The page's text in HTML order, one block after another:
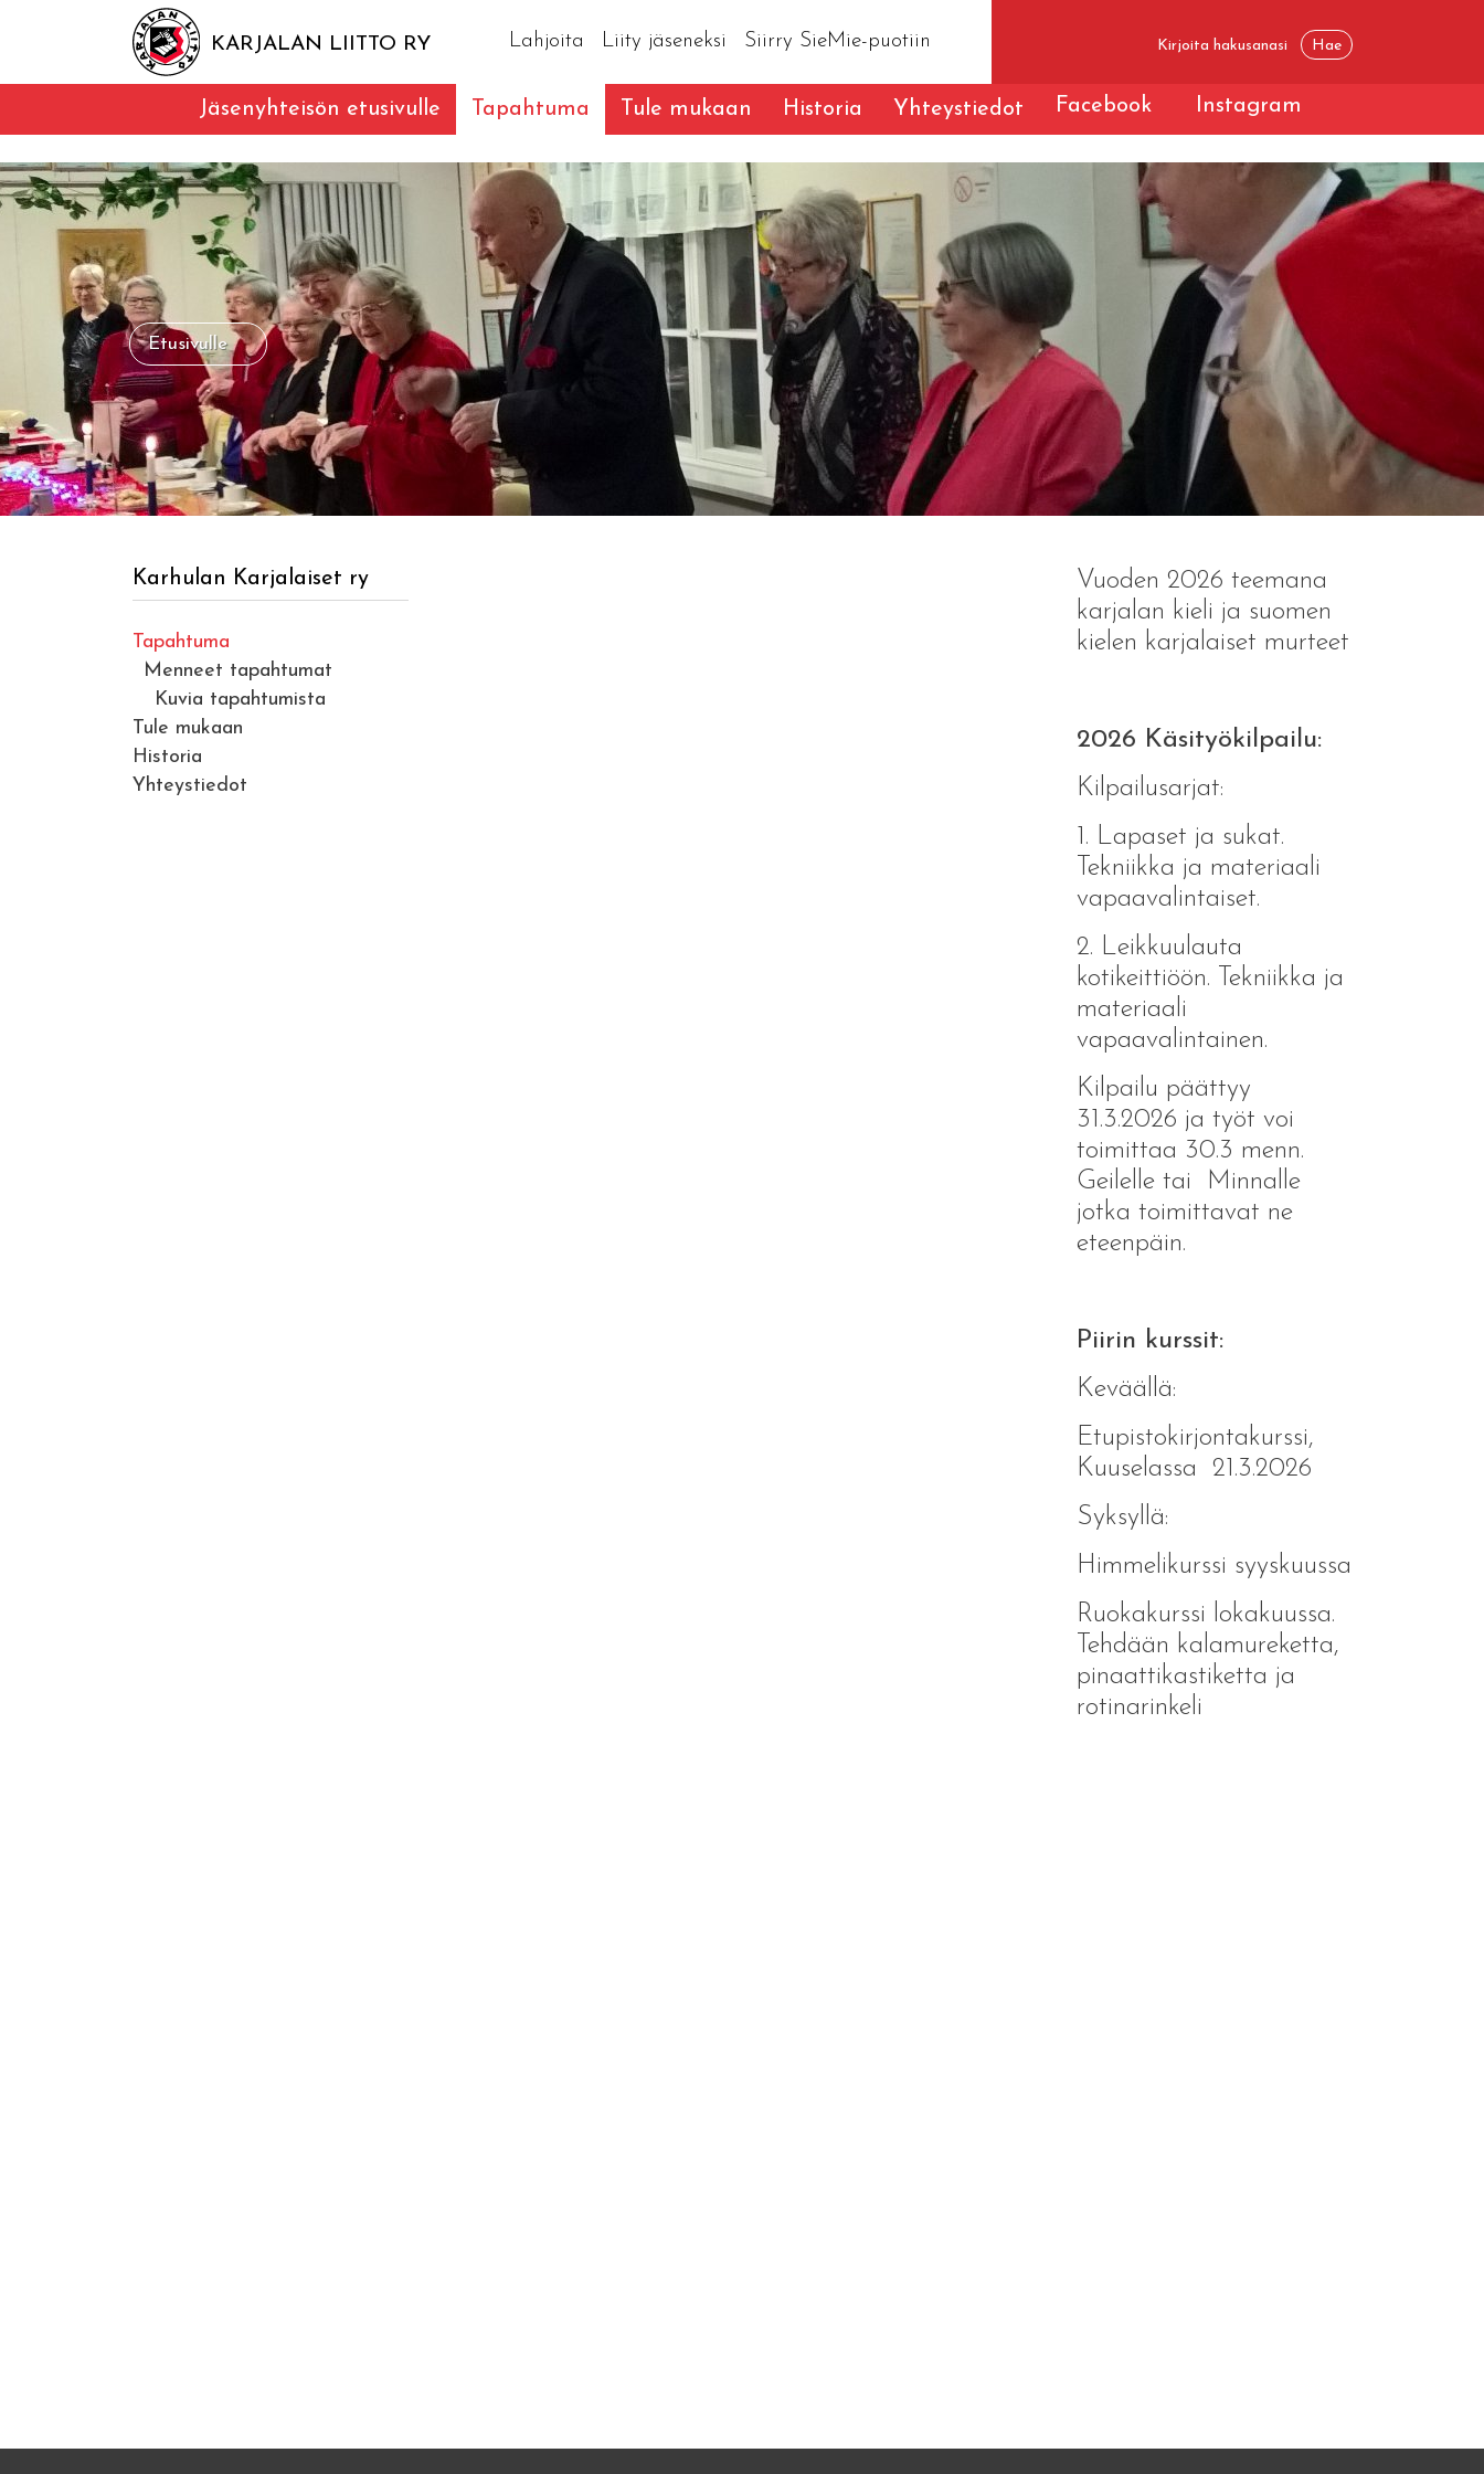
KARJALAN LIITTO RY Lahjoita Liity jäseneksi Siirry SieMie-puotiin
Jäsenyhteisön etusivulle Tapahtuma Tule mukaan Historia Yhteystiedot Facebook Instagram
Etusivulle
Karhulan Karjalaiset ry
Tapahtuma
Menneet tapahtumat
Kuvia tapahtumista
Tule mukaan
Historia
Yhteystiedot
Vuoden 2026 teemana
karjalan kieli ja suomen
kielen karjalaiset murteet
2026 Käsityökilpailu:
Kilpailusarjat:
1. Lapaset ja sukat.
Tekniikka ja materiaali
vapaavalintaiset.
2. Leikkuulauta
kotikeittiöön. Tekniikka ja
materiaali
vapaavalintainen.
Kilpailu päättyy
31.3.2026 ja työt voi
toimittaa 30.3 menn.
Geilelle tai Minnalle
jotka toimittavat ne
eteenpäin.
Piirin kurssit:
Keväällä:
Etupistokirjontakurssi,
Kuuselassa 21.3.2026
Syksyllä:
Himmelikurssi syyskuussa
Ruokakurssi lokakuussa.
Tehdään kalamureketta,
pinaattikastiketta ja
rotinarinkeli